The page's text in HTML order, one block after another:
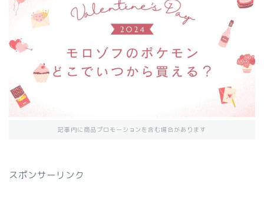
記事内に商品プロモーションを含む場合があります
スポンサーリンク